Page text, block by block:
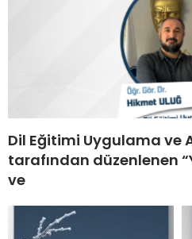
Dil Eğitimi Uygulama ve
tarafından düzenlenen
ve